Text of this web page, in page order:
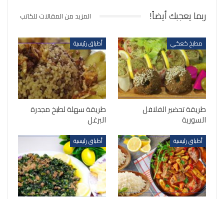
ربما يعجبك أيضاً! المزيد من المقالات للكاتب
مطبخ كعكي
طريقة تحضير الفلافل
السورية
أطباق رئيسية
طريقة سهلة لطبخ مجدرة
البرغل
أطباق رئيسية أطباق رئيسية